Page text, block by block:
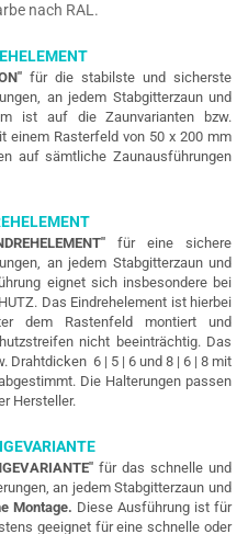
nach RAL.
für die stabilste und sicherste
an jedem Stabgitterzaun und
ist auf die Zaunvarianten bzw.
einem Rasterfeld von 50 x 200 mm
auf sämtliche Zaunausführungen
für eine sichere
an jedem Stabgitterzaun und
eignet sich insbesondere bei
Das Eindrehelement ist hierbei
dem Rastenfeld montiert und
nicht beeinträchtig. Das
Drahtdicken 6 | 5 | 6 und 8 | 6 | 8 mit
Die Halterungen passen
Hersteller.
für das schnelle und
an jedem Stabgitterzaun und
Montage. Diese Ausführung ist für
geeignet für eine schnelle oder